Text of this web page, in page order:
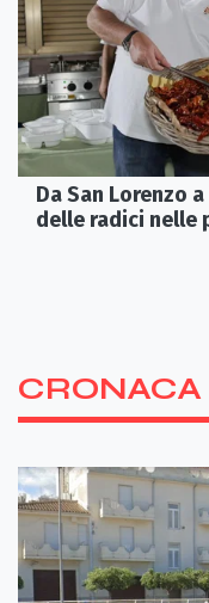
Da San Lorenzo
delle radici nelle
CRONACA